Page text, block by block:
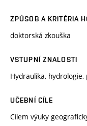
ZPŮSOB A KRITÉRIA
doktorská zkouška
VSTUPNÍ ZNALOSTI
Hydraulika,
UČEBNÍ CÍLE
Cílem výuky